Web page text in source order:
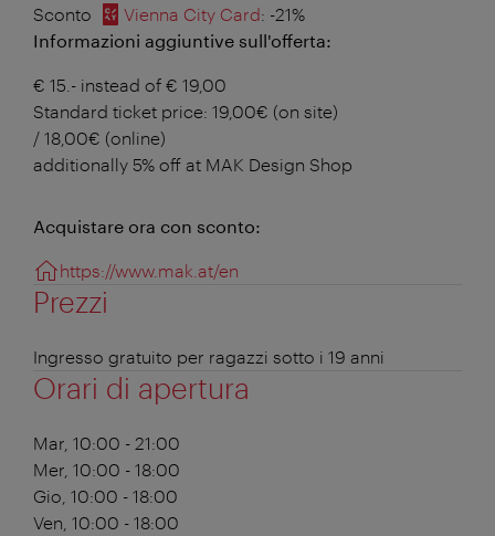
Sconto Vienna City Card: -21%
Informazioni aggiuntive sull'offerta:
€ 15.- instead of € 19,00
Standard ticket price: 19,00€ (on site)
/ 18,00€ (online)
additionally 5% off at MAK Design Shop
Acquistare ora con sconto:
https://www.mak.at/en
Prezzi
Ingresso gratuito per ragazzi sotto i 19 anni
Orari di apertura
Mar, 10:00 - 21:00
Mer, 10:00 - 18:00
Gio, 10:00 - 18:00
Ven, 10:00 - 18:00